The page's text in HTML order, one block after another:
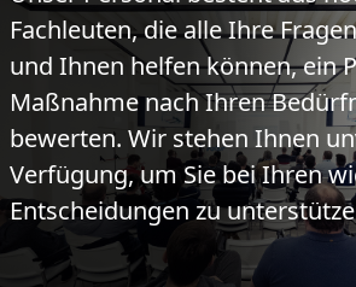
Fachleuten, die alle Ihre
und Ihnen helfen können, ein
Maßnahme nach Ihren
bewerten. Wir stehen Ihnen
Verfügung, um Sie bei Ihren
Entscheidungen zu